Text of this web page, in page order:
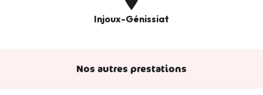
Injoux-Génissiat
Nos autres prestations